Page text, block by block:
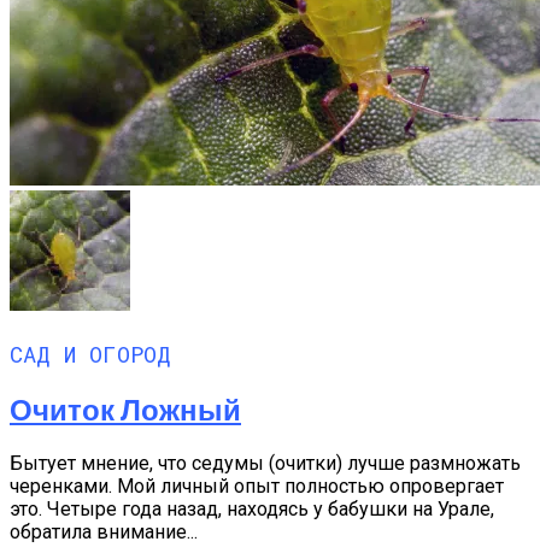
САД И ОГОРОД
Очиток Ложный
Бытует мнение, что седумы (очитки) лучше раз­множать
черенками. Мой личный опыт полностью опровергает
это. Четыре года назад, находясь у ба­бушки на Урале,
обратила внимание...